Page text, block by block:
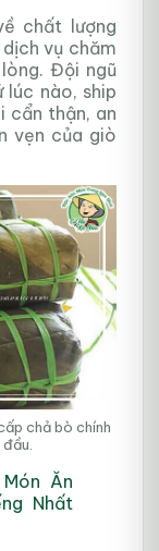
chất lượng
vụ chăm
Đội ngũ
lúc nào, ship
cẩn thận, an
vẹn của giò
chả bò chính
Ăn
Nhất